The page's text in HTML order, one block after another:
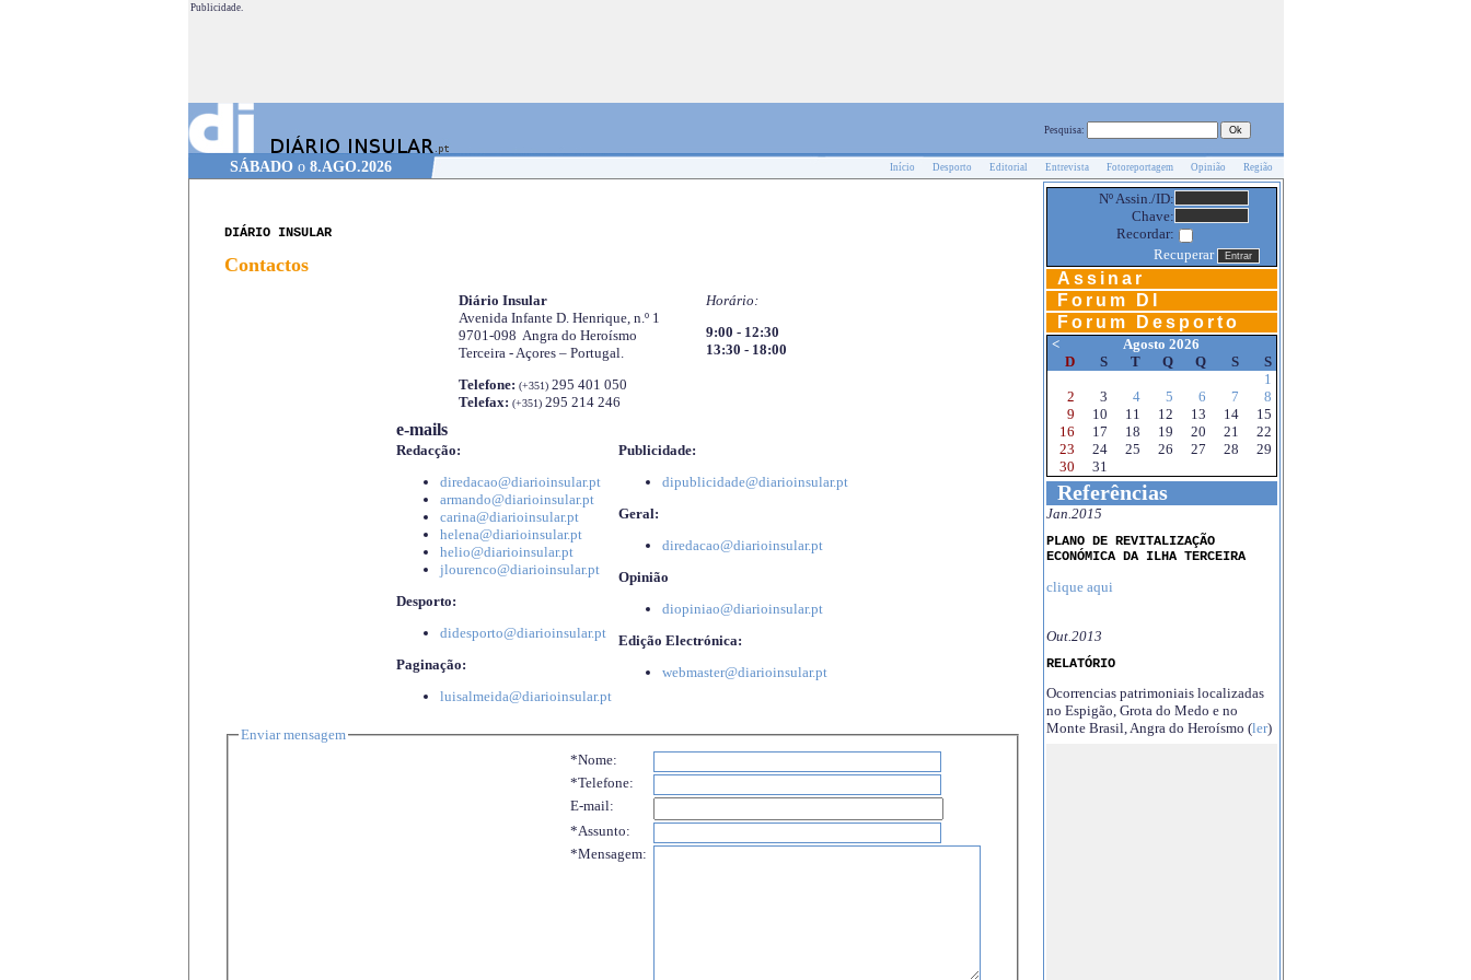
Publicidade.
Pesquisa:
SÁBADO o 8.AGO.2026 Início Desporto Editorial Entrevista Fotoreportagem Opinião Região
DIÁRIO INSULAR
Contactos
Diário Insular
Avenida Infante D. Henrique, n.º 1
9701-098 Angra do Heroísmo
Terceira - Açores – Portugal.
Telefone: (+351)295 401 050
Telefax: (+351)295 214 246
Horário:
9:00 - 12:30
13:30 - 18:00
e-mails
Redacção:
diredacao@diarioinsular.pt
armando@diarioinsular.pt
carina@diarioinsular.pt
helena@diarioinsular.pt
helio@diarioinsular.pt
jlourenco@diarioinsular.pt
Desporto:
didesporto@diarioinsular.pt
Paginação:
luisalmeida@diarioinsular.pt
Publicidade:
dipublicidade@diarioinsular.pt
Geral:
diredacao@diarioinsular.pt
Opinião
diopiniao@diarioinsular.pt
Edição Electrónica:
webmaster@diarioinsular.pt
Enviar mensagem
*Nome:
*Telefone:
E-mail:
*Assunto:
*Mensagem:
Nº Assin./ID:
Chave:
Recordar:
Recuperar
Assinar
Forum DI
Forum Desporto
<
Agosto 2026
D
S T Q Q S
S
1
2
3 4 5 6 7
8
9
10 11 12 13 14
15
16
17 18 19 20 21
22
23
24 25 26 27 28
29
30
31
Referências
Jan.2015
PLANO DE REVITALIZAÇÃO
ECONÓMICA DA ILHA TERCEIRA
clique aqui
Out.2013
RELATÓRIO
Ocorrencias patrimoniais localizadas
no Espigão, Grota do Medo e no
Monte Brasil, Angra do Heroísmo (ler)